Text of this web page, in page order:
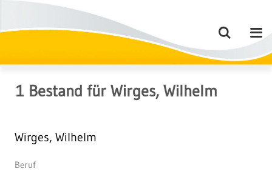
1 Bestand für Wirges, Wilhelm
Wirges, Wilhelm
Beruf